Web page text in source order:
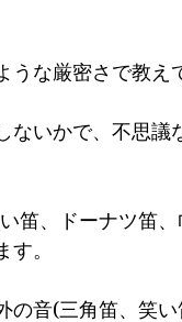
な厳密さで教え
ないかで、不思
笛、ドーナツ笛
。
の音(三角笛、笑